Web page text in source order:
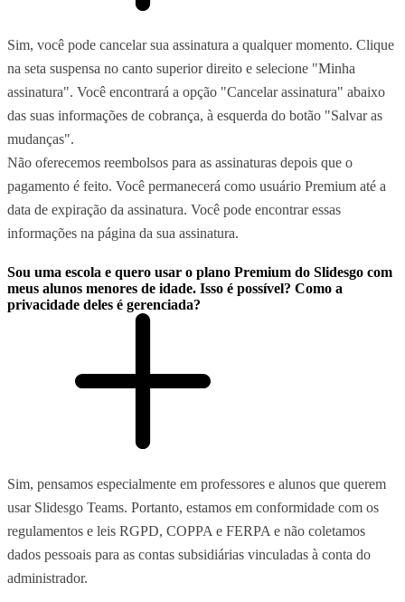
Sim, você pode cancelar sua assinatura a qualquer momento. Clique
na seta suspensa no canto superior direito e selecione "Minha
assinatura". Você encontrará a opção "Cancelar assinatura" abaixo
das suas informações de cobrança, à esquerda do botão "Salvar as
mudanças".
Não oferecemos reembolsos para as assinaturas depois que o
pagamento é feito. Você permanecerá como usuário Premium até a
data de expiração da assinatura. Você pode encontrar essas
informações na página da sua assinatura.
Sou uma escola e quero usar o plano Premium do Slidesgo com
meus alunos menores de idade. Isso é possível? Como a
privacidade deles é gerenciada?
Sim, pensamos especialmente em professores e alunos que querem
usar Slidesgo Teams. Portanto, estamos em conformidade com os
regulamentos e leis RGPD, COPPA e FERPA e não coletamos
dados pessoais para as contas subsidiárias vinculadas à conta do
administrador.